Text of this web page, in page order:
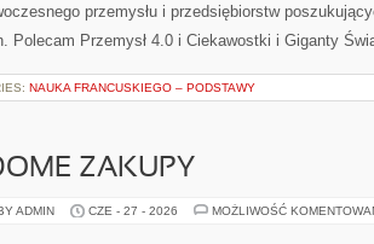
przemysłu i przedsiębiorstw
Polecam Przemysł 4.0 i Ciekawostki i Giganty
NAUKA FRANCUSKIEGO – PODSTAWY
ZAKUPY
ADMIN CZE - 27 - 2026 MOŻLIWOŚĆ